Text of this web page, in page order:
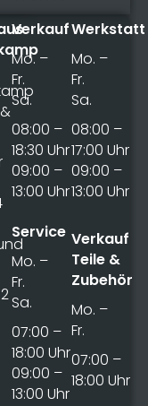
Verkauf
Mo. –
Fr.
Sa.
08:00 –
18:30 Uhr
09:00 –
13:00 Uhr
Service
Mo. –
Fr.
Sa.
07:00 –
18:00 Uhr
09:00 –
13:00 Uhr
Werkstatt
Mo. –
Fr.
Sa.
08:00 –
17:00 Uhr
09:00 –
13:00 Uhr
Verkauf
Teile &
Zubehör
Mo. –
Fr.
07:00 –
18:00 Uhr